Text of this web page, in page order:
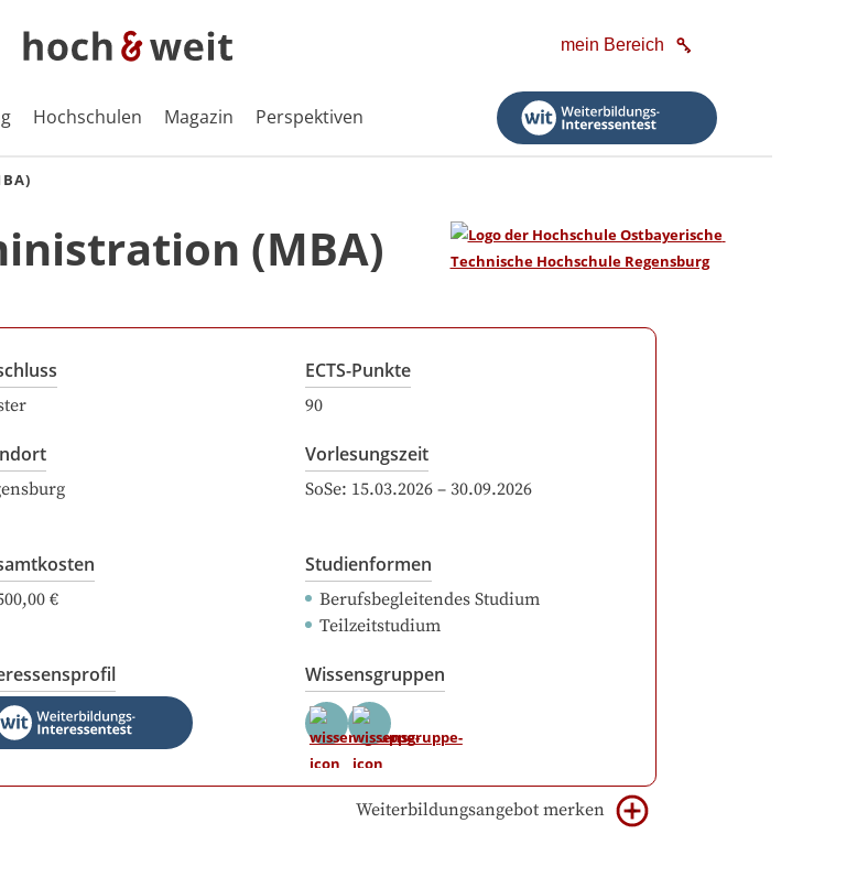
mein Bereich
Hochschulen Magazin Perspektiven
(MBA)
ECTS-Punkte
90
Vorlesungszeit
SoSe: 15.03.2026 – 30.09.2026
€
Studienformen
Berufsbegleitendes Studium
Teilzeitstudium
Wissensgruppen
Weiterbildungsangebot merken